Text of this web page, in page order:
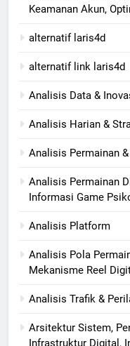
Keamanan Akun,
alternatif laris4d
alternatif link laris4d
Analisis Data &
Analisis Harian &
Analisis Permainan
Analisis Permainan
Informasi Game
Analisis Platform
Analisis Pola
Mekanisme Reel
Analisis Trafik &
Arsitektur Sistem,
Infrastruktur Digital,